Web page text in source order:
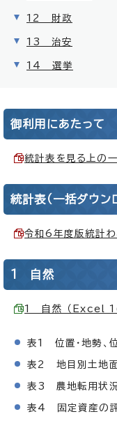
12 財政
13 治安
14 選挙
御利用にあたって
統計表を見る上の
統計表（一括ダウン
令和6年度版統計
1 自然
1 自然 （Excel
表1 位置・地勢、
表2 地目別土地
表3 農地転用状
表4 固定資産の評